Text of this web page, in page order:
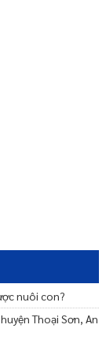
nuôi con?
Thoại Sơn, An